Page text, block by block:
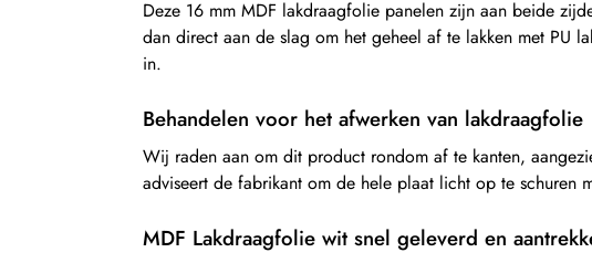
Deze 16 mm MDF lakdraagfolie panelen zijn aan beide
dan direct aan de slag om het geheel af te lakken met PU
in.
Behandelen voor het afwerken van lakdraagfolie
Wij raden aan om dit product rondom af te kanten,
adviseert de fabrikant om de hele plaat licht op te
MDF Lakdraagfolie wit snel geleverd en